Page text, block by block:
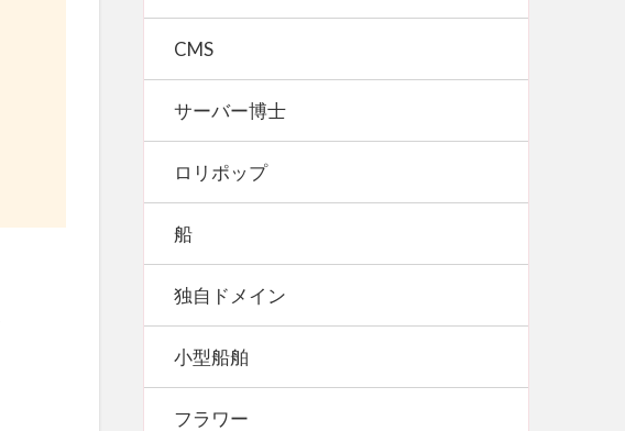
CMS
サーバー博士
ロリポップ
船
独自ドメイン
小型船舶
フラワー